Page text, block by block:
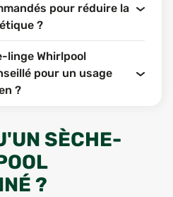
pour réduire la
?
linge Whirlpool
pour un usage
?
SÈCHE-
?